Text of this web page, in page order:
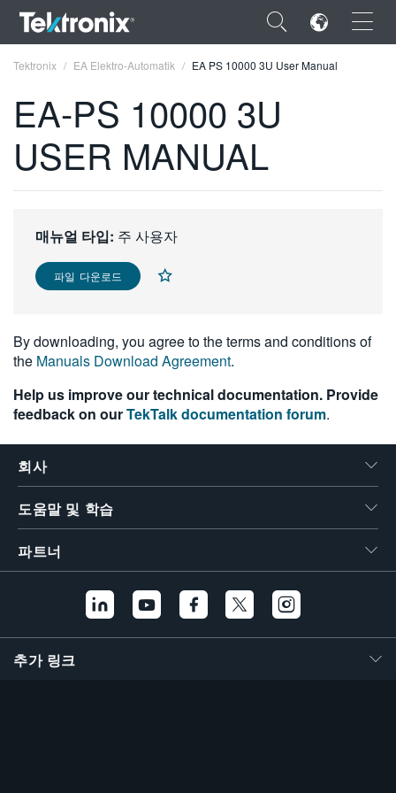
×
ENGLISH
DEUTSCH
VIỆT NAM
日本語
繁體中文
Tektronix EA Elektro-Automatik EA PS 10000 3U User Manual
EA-PS 10000 3U
USER MANUAL
매뉴얼 타입: 주 사용자
파일 다운로드
By downloading, you agree to the terms and conditions of
the Manuals Download Agreement.
Help us improve our technical documentation. Provide
feedback on ourTekTalk documentation forum.
회사
도움말 및 학습
파트너
추가 링크